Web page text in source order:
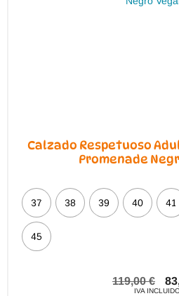
Calzado Respetuoso
Promenade
37 38 39 40 41
45
119,00€
IVA